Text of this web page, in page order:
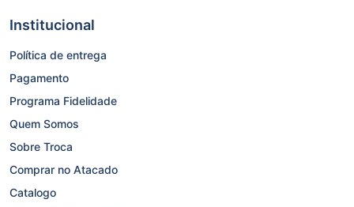
Institucional
Política de entrega
Pagamento
Programa Fidelidade
Quem Somos
Sobre Troca
Comprar no Atacado
Catalogo